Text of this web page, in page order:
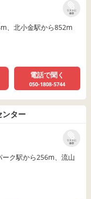
リストに
保存
、北小金駅から852m
電話で聞く
050-1808-5744
ンター
リストに
保存
ク駅から256m、流山